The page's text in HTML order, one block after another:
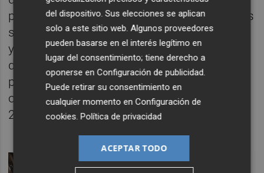
política valenciana, muchos de estos riesgos
se originan en el marco de los bienes, obras
y servicios que caracteriza la contratación
del sector público. De hecho, el 36,43% del
presupuesto del ejercicio 2018 de las
obligaciones reconocidas netas del Capítulo
2 y 6, dedicados a estas cuestiones.
del dispositivo. Sus elecciones se aplican
solo a este sitio web. Algunos proveedores
pueden basarse en el interés legítimo en
lugar del consentimiento; tiene derecho a
oponerse enConfiguración de publicidad
Puede retirar su consentimiento en
cualquier momento enConfiguración de
cookies .Política de privacidad
ACEPTAR TODO